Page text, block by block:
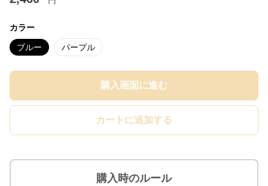
カラー
ブルー パープル
購入画面に進む
カートに追加する
購入時のルール